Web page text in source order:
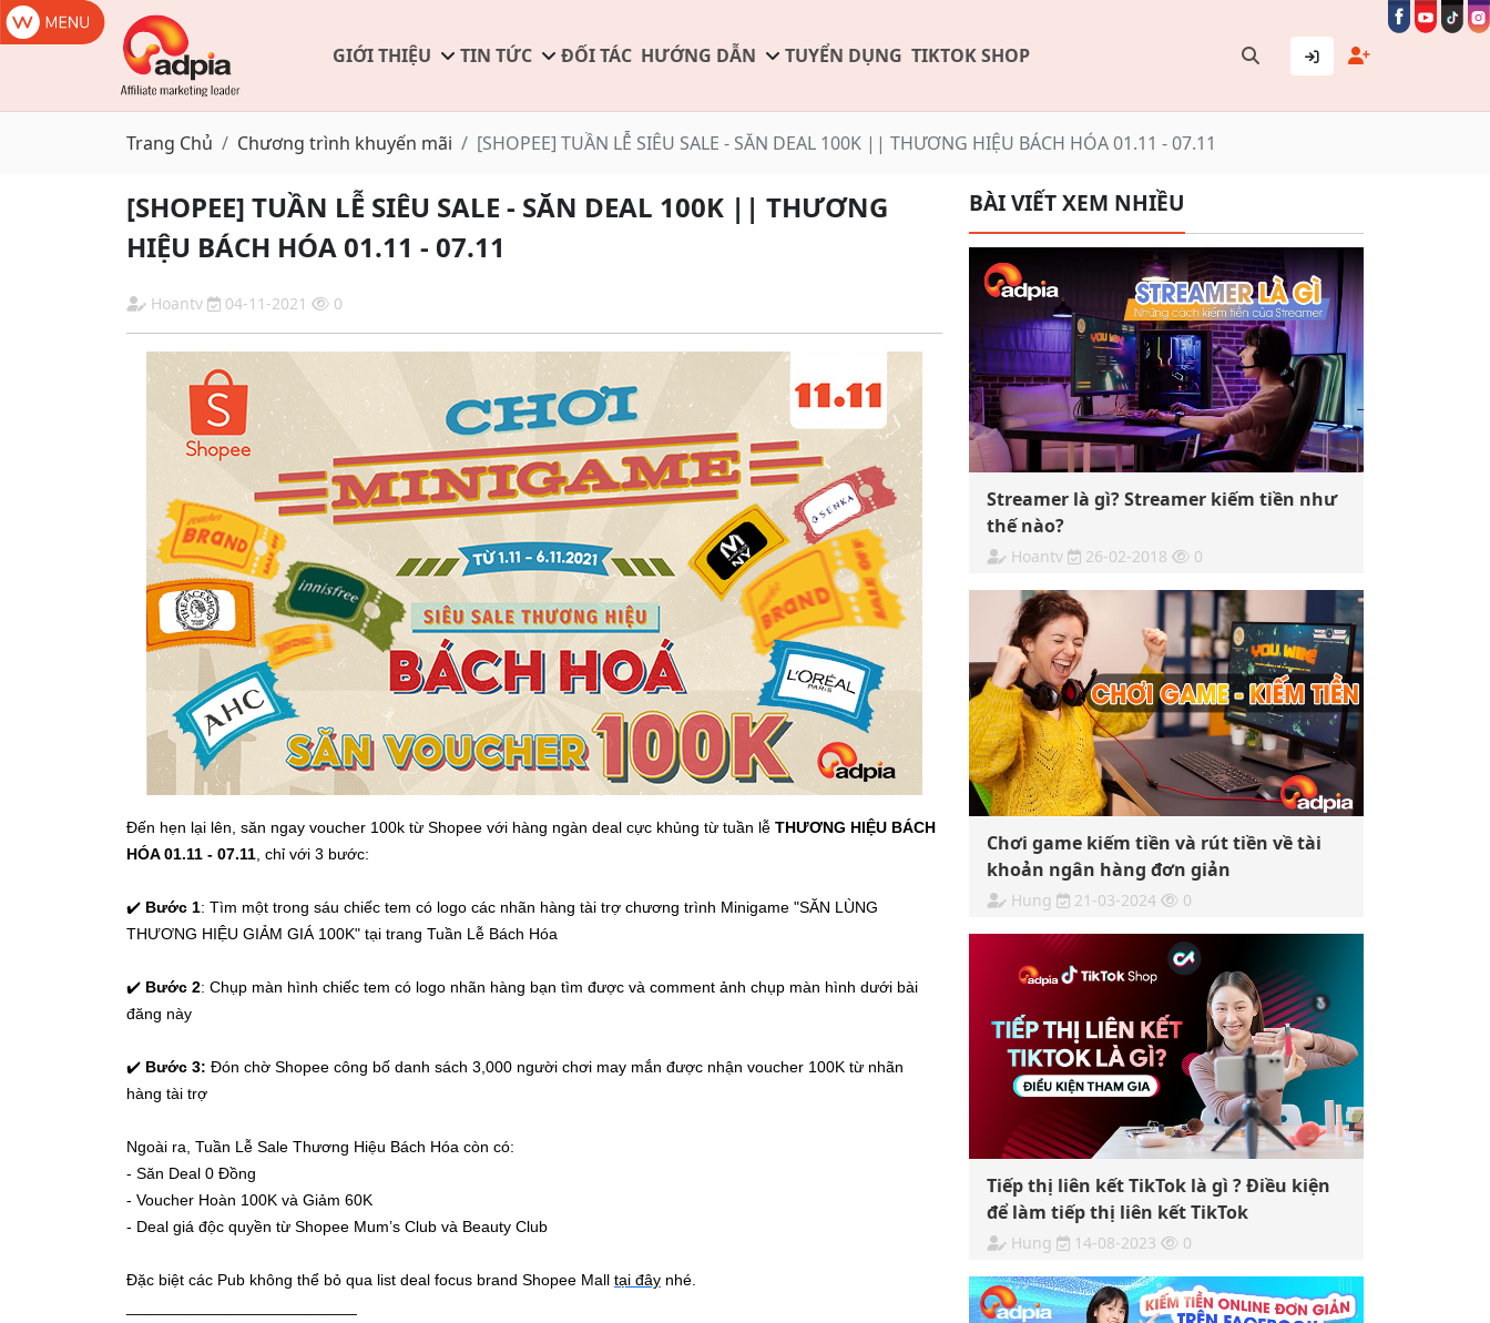
GIỚI THIỆU TIN TỨC ĐỐI TÁC HƯỚNG DẪN TUYỂN DỤNG TIKTOK SHOP
Trang Chủ Chương trình khuyến mãi [SHOPEE] TUẦN LỄ SIÊU SALE - SĂN DEAL 100K || THƯƠNG HIỆU BÁCH HÓA 01.11 - 07.11
[SHOPEE] TUẦN LỄ SIÊU SALE - SĂN DEAL 100K || THƯƠNG
HIỆU BÁCH HÓA 01.11 - 07.11
Hoantv 04-11-2021 0
Đến hẹn lại lên, săn ngay voucher 100k từ Shopee với hàng ngàn deal cực khủng từ tuần lễ THƯƠNG HIỆU BÁCH
HÓA 01.11 - 07.11 , chỉ với 3 bước:
✔️ Bước 1: Tìm một trong sáu chiếc tem có logo các nhãn hàng tài trợ chương trình Minigame "SĂN LÙNG
THƯƠNG HIỆU GIẢM GIÁ 100K" tại trang Tuần Lễ Bách Hóa
✔️ Bước 2: Chụp màn hình chiếc tem có logo nhãn hàng bạn tìm được và comment ảnh chụp màn hình dưới bài
đăng này
✔️ Bước 3: Đón chờ Shopee công bố danh sách 3,000 người chơi may mắn được nhận voucher 100K từ nhãn
hàng tài trợ
Ngoài ra, Tuần Lễ Sale Thương Hiệu Bách Hóa còn có:
- Săn Deal 0 Đồng
- Voucher Hoàn 100K và Giảm 60K
- Deal giá độc quyền từ Shopee Mum’s Club và Beauty Club
Đặc biệt các Pub không thể bỏ qua list deal focus brand Shopee Mall tại đây nhé.
BÀI VIẾT XEM NHIỀU
Streamer là gì? Streamer kiếm tiền như
thế nào?
Hoantv 26-02-2018 0
Chơi game kiếm tiền và rút tiền về tài
khoản ngân hàng đơn giản
Hung 21-03-2024 0
Tiếp thị liên kết TikTok là gì ? Điều kiện
để làm tiếp thị liên kết TikTok
Hung 14-08-2023 0